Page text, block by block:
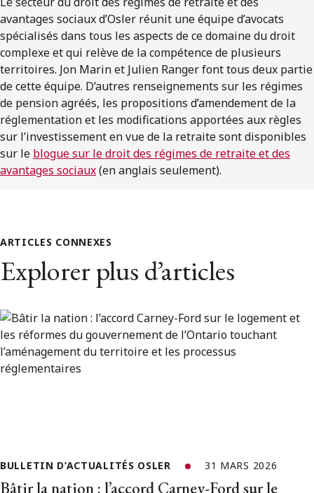
avantages sociaux d’Osler réunit une équipe d’avocats
spécialisés dans tous les aspects de ce domaine du droit
complexe et qui relève de la compétence de plusieurs
territoires. Jon Marin et Julien Ranger font tous deux partie
de cette équipe. D’autres renseignements sur les régimes
de pension agréés, les propositions d’amendement de la
réglementation et les modifications apportées aux règles
sur l’investissement en vue de la retraite sont disponibles
sur le blogue sur le droit des régimes de retraite et des
avantages sociaux(en anglais seulement).
ARTICLES CONNEXES
Explorer plus d’articles
BULLETIN D’ACTUALITÉS OSLER 31 MARS 2026
Bâtir la nation : l’accord Carney-Ford sur le